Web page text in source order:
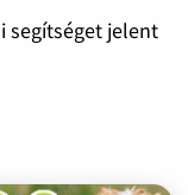
segítséget jelent